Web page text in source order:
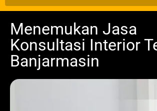
Menemukan Jasa
Konsultasi Interior
Banjarmasin